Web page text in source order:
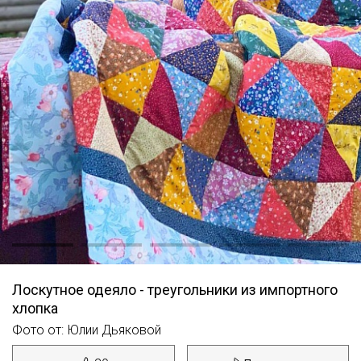
Лоскутное одеяло - треугольники из импортного
хлопка
Фото от: Юлии Дьяковой